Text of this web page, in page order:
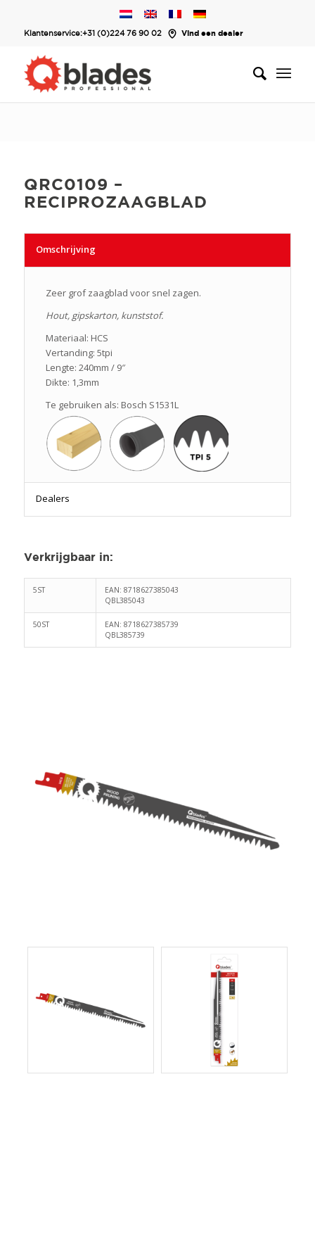
Klantenservice:+31 (0)224 76 90 02 Vind een dealer
QRC0109 –
RECIPROZAAGBLAD
Omschrijving
Zeer grof zaagblad voor snel zagen.
Hout, gipskarton, kunststof.
Materiaal: HCS
Vertanding: 5tpi
Lengte: 240mm / 9″
Dikte: 1,3mm
Te gebruiken als: Bosch S1531L
Dealers
Verkrijgbaar in:
5ST
EAN: 8718627385043
QBL385043
50ST
EAN: 8718627385739
QBL385739